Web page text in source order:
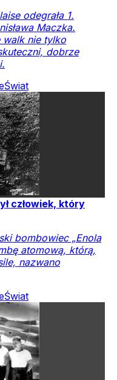
odegrała 1.
Maczka.
walk nie tylko
dobrze
Świat
człowiek, który
bombowiec „Enola
atomową, którą,
nazwano
Świat